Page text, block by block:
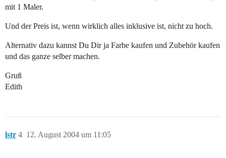
mit 1 Maler.
Und der Preis ist, wenn wirklich alles inklusive ist, nicht zu hoch.
Alternativ dazu kannst Du Dir ja Farbe kaufen und Zubehör kaufen
und das ganze selber machen.
Gruß
Edith
lstr 12. August 2004 um 11:05
4